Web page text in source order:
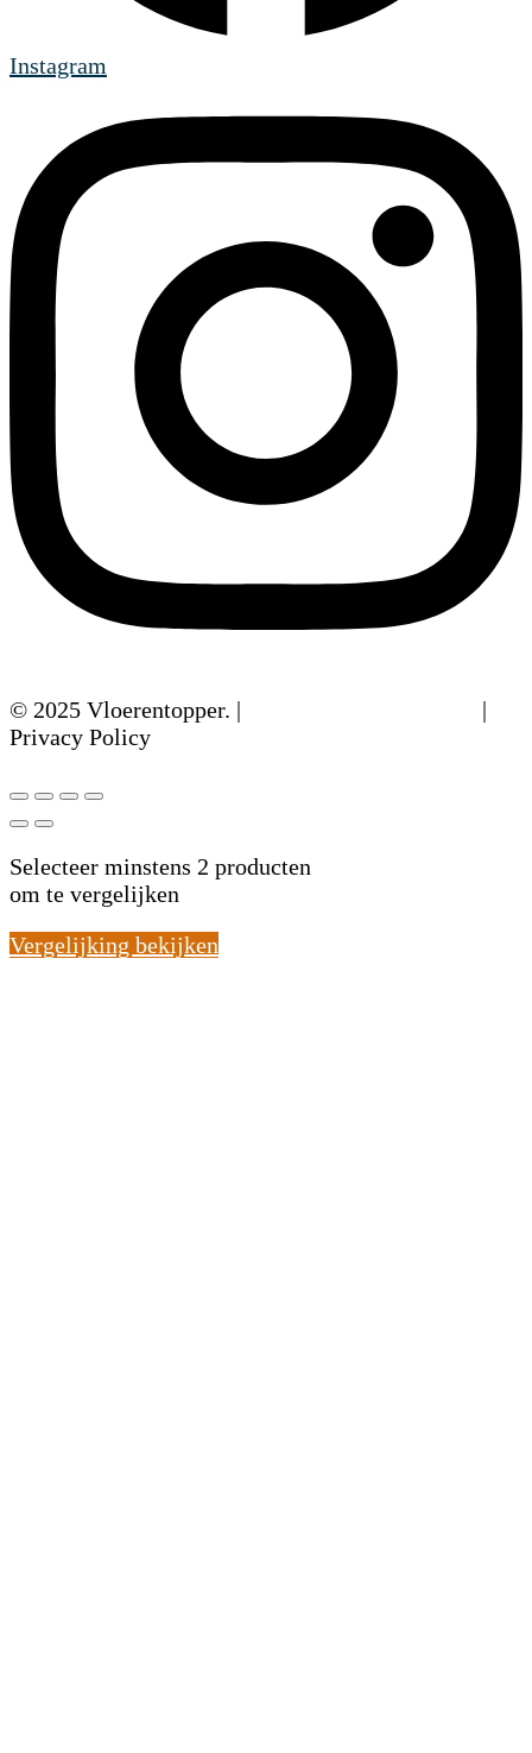
Instagram
© 2025 Vloerentopper. |
|
Privacy Policy
Selecteer minstens 2 producten
om te vergelijken
Vergelijking bekijken